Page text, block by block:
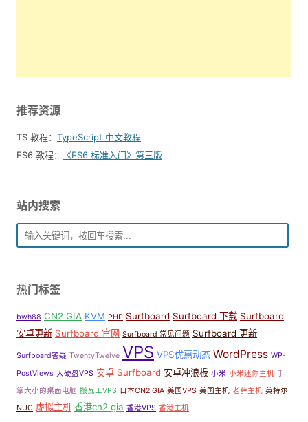
推荐资源
TS 教程： TypeScript 中文教程
ES6 教程：
《ES6 标准入门》第三版
站内搜索
热门标签
bwh88 CN2 GIA KVM PHP Surfboard Surfboard 下载 Surfboard
安卓更新 Surfboard 官网 Surfboard 常见问题 Surfboard 更新
Surfboard答疑 TwentyTwelve VPS VPS优惠动态 WordPress WP-
PostViews 大硬盘VPS 安卓 Surfboard 安卓冲浪板 小米 小米迷你主机 手
掌大小的桌面电脑 搬瓦工VPS 日本CN2 GIA 美国VPS 美国主机 老薛主机 英特尔
NUC 虚拟主机 香港cn2 gia 香港VPS 香港主机